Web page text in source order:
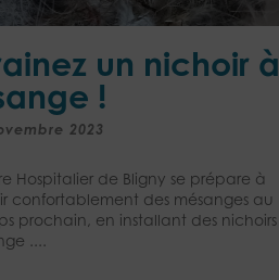
un nichoir à
!
2023
Hospitalier de Bligny se prépare à
confortablement des mésanges au
prochain, en installant des nichoirs
....